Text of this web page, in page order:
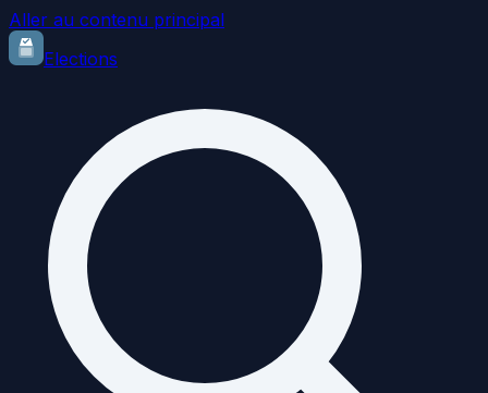
Aller au contenu principal
Elections